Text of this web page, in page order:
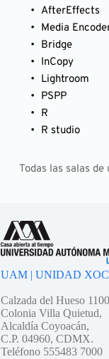
AfterEffects
Media
Bridge
InCopy
Lightroom
PSPP
R
R studio
Todas las salas
UAM | UNIDAD
Calzada del Hueso
Colonia Villa Quietud,
Alcaldía Coyoacán,
C.P. 04960, CDMX.
Teléfono 555483 7000